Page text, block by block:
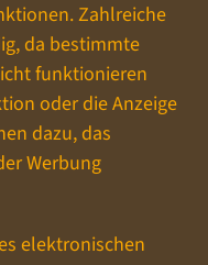
Zahlreiche
da bestimmte
funktionieren
oder die Anzeige
dazu, das
Werbung
elektronischen